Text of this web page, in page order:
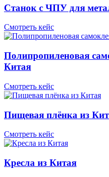
Станок с ЧПУ для
Смотреть кейс
Полипропиленовая
Китая
Смотреть кейс
Пищевая плёнка из
Смотреть кейс
Кресла из Китая